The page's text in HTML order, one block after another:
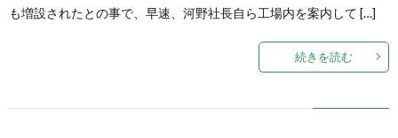
も増設されたとの事で、早速、河野社長自ら工場内を案内して […]
続きを読む